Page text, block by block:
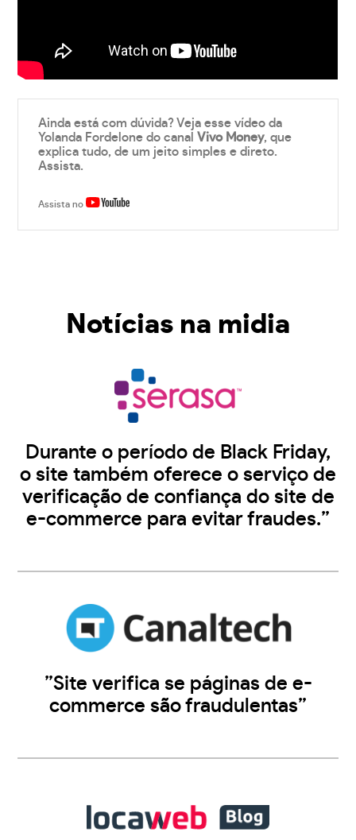
Ainda está com dúvida? Veja esse vídeo da
Yolanda Fordelone do canalVivo Money, que
explica tudo, de um jeito simples e direto.
Assista.
Assista no
Notícias na midia
Durante o período de Black Friday,
o site também oferece o serviço de
verificação de confiança do site de
e-commerce para evitar fraudes.”
”Site verifica se páginas de e-
commerce são fraudulentas”